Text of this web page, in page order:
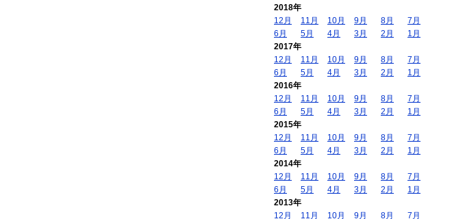
2018年
12月
11月 10月 9月 8月
7月
6月
5月 4月 3月 2月
1月
2017年
12月
11月 10月 9月 8月
7月
6月
5月 4月 3月 2月
1月
2016年
12月
11月 10月 9月 8月
7月
6月
5月 4月 3月 2月
1月
2015年
12月
11月 10月 9月 8月
7月
6月
5月 4月 3月 2月
1月
2014年
12月
11月 10月 9月 8月
7月
6月
5月 4月 3月 2月
1月
2013年
12月
11月 10月 9月 8月 7月